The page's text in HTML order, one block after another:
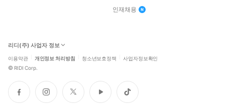
인재채용
리디(주) 사업자 정보
이용약관 개인정보 처리방침 청소년보호정책 사업자정보확인
© RIDI Corp.
페
이
인
스
트
위
유
튜
틱
톡